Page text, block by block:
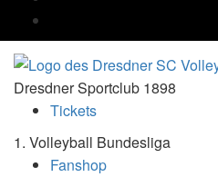
Dresdner Sportclub 1898
Tickets
1. Volleyball Bundesliga
Fanshop